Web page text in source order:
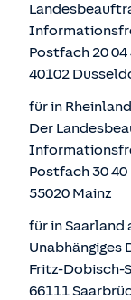
Postfach 20 04
40102
für in
Der
Postfach 30 40
55020 Mainz
für in Saarland
Unabhängiges
Fritz-Dobisch-
66111